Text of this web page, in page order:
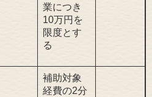
業につき
10万円を
限度とす
る
補助対象
経費の2分